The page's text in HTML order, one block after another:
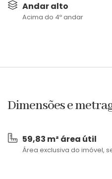
Andar alto
Acima do 4º andar
Dimensões e
59,83 m² área útil
Área exclusiva do imóvel,